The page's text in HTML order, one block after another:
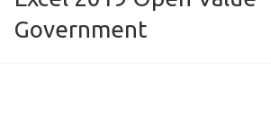
Government